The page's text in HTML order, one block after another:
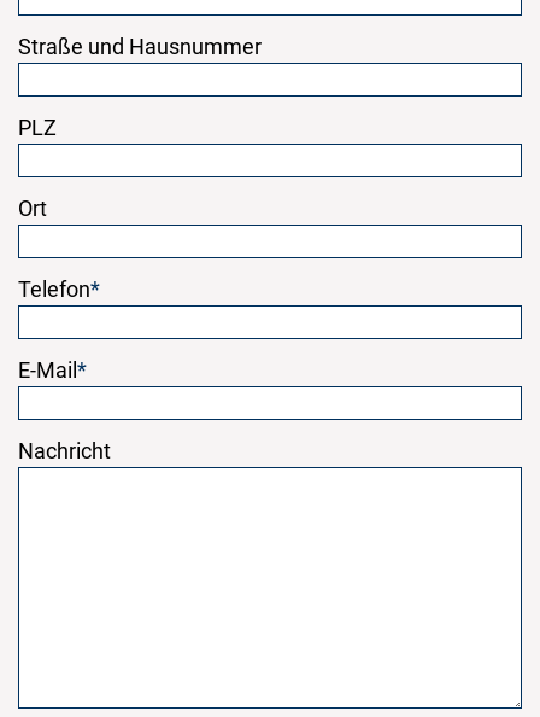
Straße und Hausnummer
PLZ
Ort
Telefon*
E-Mail *
Nachricht